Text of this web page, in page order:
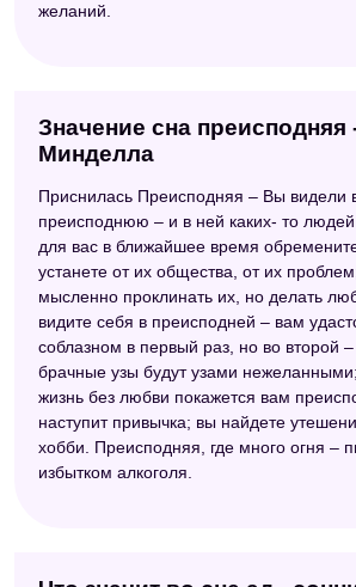
желаний.
Значение сна преисподняя
Минделла
Приснилась Преисподняя – Вы видели
преисподнюю – и в ней каких- то людей
для вас в ближайшее время
устанете от их общества, от их
мысленно проклинать их, но делать
видите себя в преисподней – вам
соблазном в первый раз, но во второй
брачные узы будут узами
жизнь без любви покажется вам
наступит привычка; вы найдете
хобби. Преисподняя, где много огня –
избытком алкоголя.